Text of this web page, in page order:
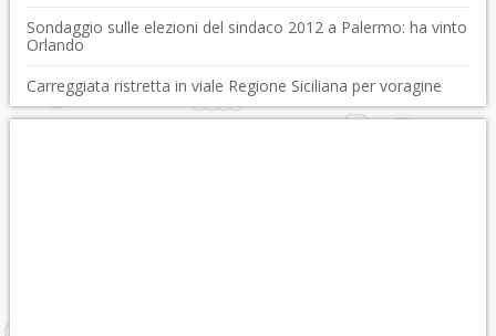
Sondaggio sulle elezioni del sindaco 2012 a Palermo: ha vinto
Orlando
Carreggiata ristretta in viale Regione Siciliana per voragine